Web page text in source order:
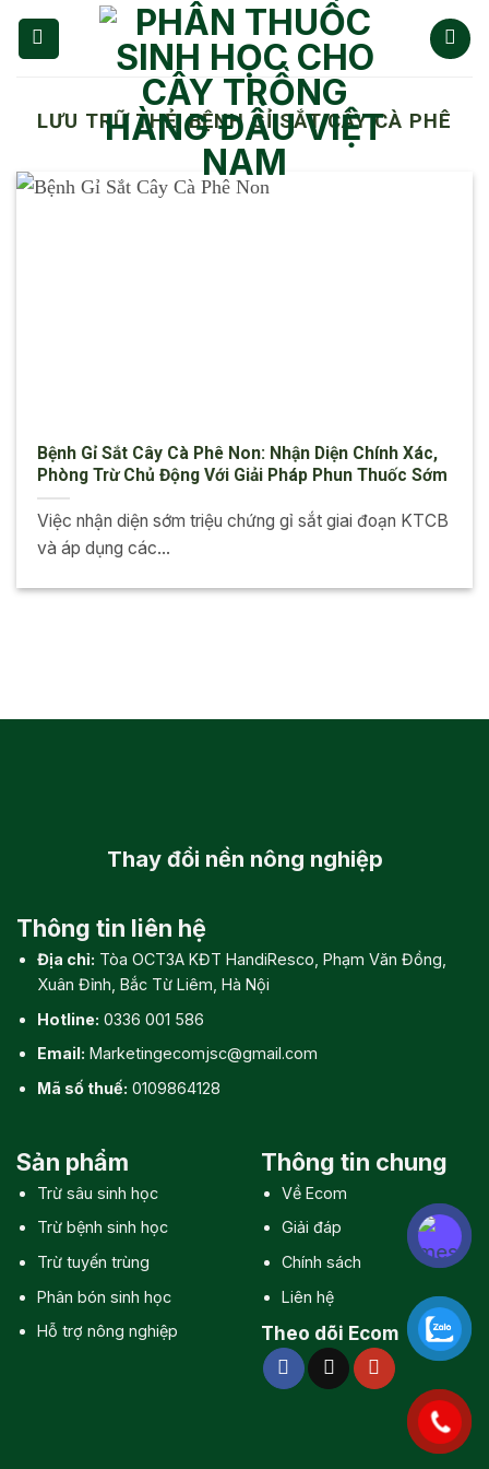
Chuyển
đến
dungLƯU TRỮ THẺ:BỆNH GỈ SẮT CÂY CÀ PHÊ
Bệnh Gỉ Sắt Cây Cà Phê Non: Nhận Diện Chính Xác,
Phòng Trừ Chủ Động Với Giải Pháp Phun Thuốc Sớm
Việc nhận diện sớm triệu chứng gỉ sắt giai đoạn KTCB
và áp dụng các...
Thay đổi nền nông nghiệp
Thông tin liên hệ
Địa chỉ: Tòa OCT3A KĐT HandiResco, Phạm Văn Đồng,
Xuân Đỉnh, Bắc Từ Liêm, Hà Nội
Hotline: 0336 001 586
Email: Marketingecomjsc@gmail.com
Mã số thuế: 0109864128
Sản phẩm
Trừ sâu sinh học
Trừ bệnh sinh học
Trừ tuyến trùng
Phân bón sinh học
Hỗ trợ nông nghiệp
Thông tin chung
Về Ecom
Giải đáp
Chính sách
Liên hệ
Theo dõi Ecom